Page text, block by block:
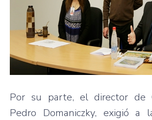
Por su parte, el director de
Pedro Domaniczky, exigió a